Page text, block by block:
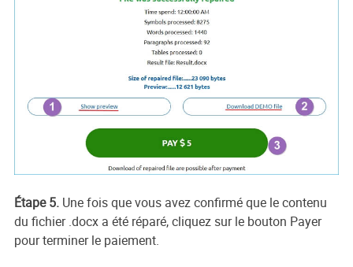
Étape 5. Une fois que vous avez confirmé que le contenu
du fichier .docx a été réparé, cliquez sur le bouton Payer
pour terminer le paiement.